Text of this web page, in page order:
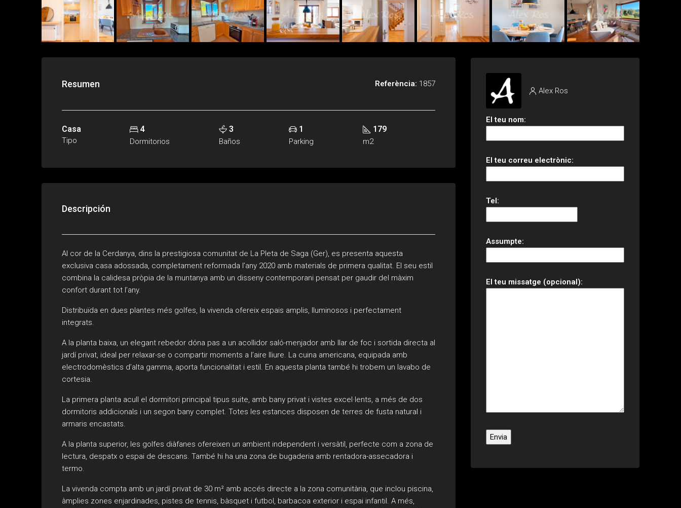
Resumen Referència: 1857
Casa
Tipo
4
Dormitorios
3
Baños
1
Parking
179
m2
Descripción
Al cor de la Cerdanya, dins la prestigiosa comunitat de La Pleta de Saga (Ger), es presenta aquesta
exclusiva casa adossada, completament reformada l’any 2020 amb materials de primera qualitat. El seu estil
combina la calidesa pròpia de la muntanya amb un disseny contemporani pensat per gaudir del màxim
confort durant tot l’any.
Distribuïda en dues plantes més golfes, la vivenda ofereix espais amplis, lluminosos i perfectament
integrats.
A la planta baixa, un elegant rebedor dóna pas a un acollidor saló-menjador amb llar de foc i sortida directa al
jardí privat, ideal per relaxar-se o compartir moments a l’aire lliure. La cuina americana, equipada amb
electrodomèstics d’alta gamma, aporta funcionalitat i estil. En aquesta planta també hi trobem un lavabo de
cortesia.
La primera planta acull el dormitori principal tipus suite, amb bany privat i vistes excel·lents, a més de dos
dormitoris addicionals i un segon bany complet. Totes les estances disposen de terres de fusta natural i
armaris encastats.
A la planta superior, les golfes diàfanes ofereixen un ambient independent i versàtil, perfecte com a zona de
lectura, despatx o espai de descans. També hi ha una zona de bugaderia amb rentadora-assecadora i
termo.
La vivenda compta amb un jardí privat de 30 m² amb accés directe a la zona comunitària, que inclou piscina,
àmplies zones enjardinades, pistes de tennis, bàsquet i futbol, barbacoa exterior i espai infantil. A més,
Alex Ros
El teu nom:
El teu correu electrònic:
Tel:
Assumpte:
El teu missatge (opcional):